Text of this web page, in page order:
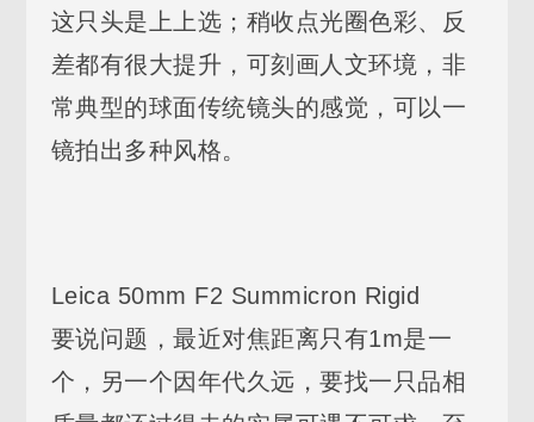
这只头是上上选；稍收点光圈色彩、反
差都有很大提升，可刻画人文环境，非
常典型的球面传统镜头的感觉，可以一
镜拍出多种风格。
Leica 50mm F2 Summicron Rigid
要说问题，最近对焦距离只有1m是一
个，另一个因年代久远，要找一只品相